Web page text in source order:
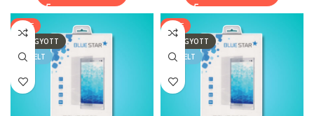
SALE
ELFOGYOTT
KIEMELT
SALE
ELFOGYOTT
KIEMELT